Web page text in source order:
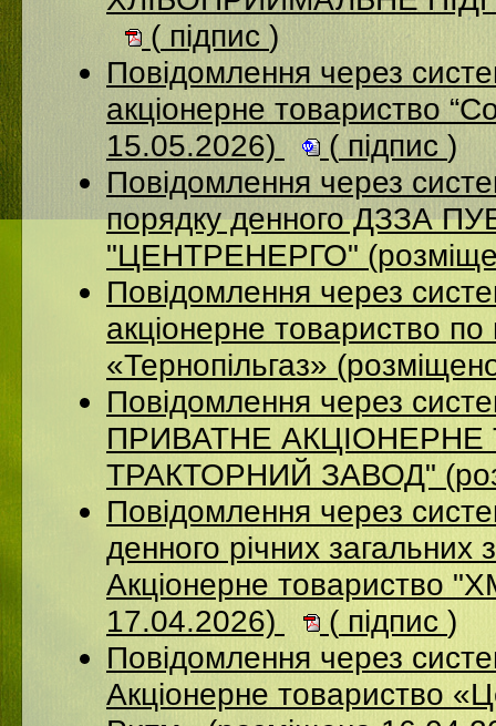
( підпис )
Повідомлення через
акціонерне товариство
15.05.2026)
( підпис )
Повідомлення через
порядку денного ДЗЗА
"ЦЕНТРЕНЕРГО"
Повідомлення через
акціонерне товариство по
«Тернопільгаз»
Повідомлення через
ПРИВАТНЕ АКЦIОНЕРНЕ
ТРАКТОРНИЙ ЗАВОД"
Повідомлення через
денного річних загальних
Акціонерне
17.04.2026)
( підпис )
Повідомлення через
Акціонерне товариство